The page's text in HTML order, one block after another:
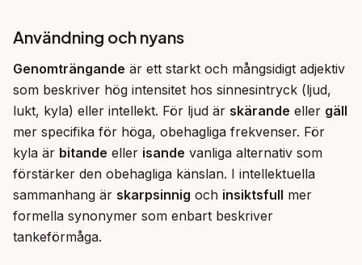
Användning och nyans
Genomträngande är ett starkt och mångsidigt adjektiv
som beskriver hög intensitet hos sinnesintryck (ljud,
lukt, kyla) eller intellekt. För ljud är skärande eller gäll
mer specifika för höga, obehagliga frekvenser. För
kyla är bitande eller isande vanliga alternativ som
förstärker den obehagliga känslan. I intellektuella
sammanhang är skarpsinnig och insiktsfull mer
formella synonymer som enbart beskriver
tankeförmåga.